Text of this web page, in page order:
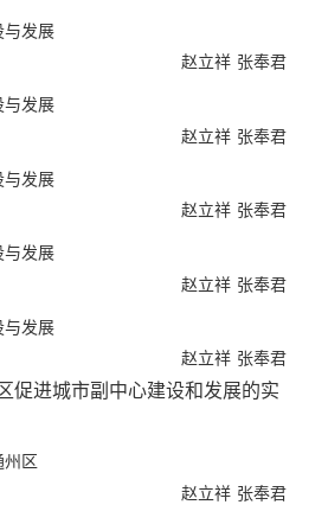
赵立祥 张奉君
与发展
赵立祥 张奉君
与发展
赵立祥 张奉君
与发展
赵立祥 张奉君
与发展
赵立祥 张奉君
与发展
促进城市副中心建设和发展的实
赵立祥 张奉君
州区